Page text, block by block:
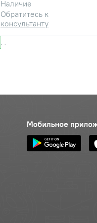
Наличие
Обратитесь к
консультанту
Наличие
Наличие
Обратитесь к
консультанту
Мобильное